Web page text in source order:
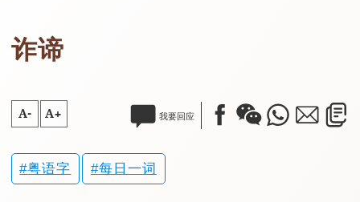
诈谛
A- A+ 我要回应
粤语字 每日一词